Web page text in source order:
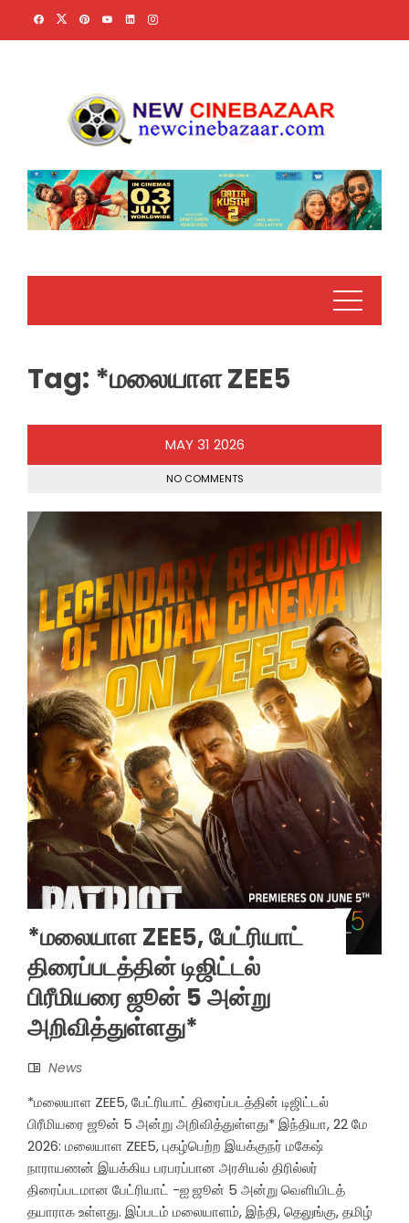
Tag: *மலையாள ZEE5
MAY 31 2026
NO COMMENTS
*மலையாள ZEE5, பேட்ரியாட்
திரைப்படத்தின் டிஜிட்டல்
பிரீமியரை ஜூன் 5 அன்று
அறிவித்துள்ளது*
News
*மலையாள ZEE5, பேட்ரியாட் திரைப்படத்தின் டிஜிட்டல்
பிரீமியரை ஜூன் 5 அன்று அறிவித்துள்ளது* இந்தியா, 22 மே
2026: மலையாள ZEE5, புகழ்பெற்ற இயக்குநர் மகேஷ்
நாராயணன் இயக்கிய பரபரப்பான அரசியல் திரில்லர்
திரைப்படமான பேட்ரியாட் -ஐ ஜூன் 5 அன்று வெளியிடத்
தயாராக உள்ளது. இப்படம் மலையாளம், இந்தி, தெலுங்கு, தமிழ்